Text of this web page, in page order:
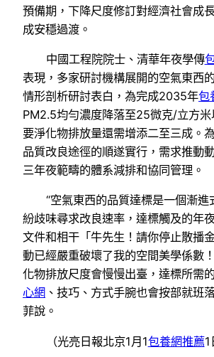
預備期，下降尺度修訂對經濟社會成
成安穩過渡。
中國工程院院士、清華年夜學傳
表現，多家研討機構展開的空氣東西
情形剖析研討表白，為完成2035年包
PM2.5均勻濃度降落至25微克/立方
要淨化物排放量還需增添二至三成。
品質改良途徑的順遂實行，需求推動
三年夜範疇的體系減排和協同管理。
“空氣東西的品質達標是一個漸進
紛歧味尋求改良速率，達標觸及的年
文件和相干「牛先生！請你停止散播
動已經嚴重破壞了我的空間美學係數
化物排放尺度會慢慢出臺，達標所需
心網 、技巧、方式手腕也會按部就班
菲說。
（光亮日報北京1月1包養網推薦1